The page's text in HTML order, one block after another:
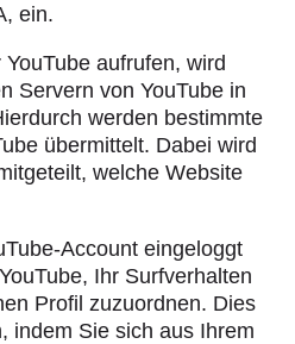
ein.
aufrufen, wird
Servern von YouTube in
werden bestimmte
übermittelt. Dabei wird
welche Website
Account eingeloggt
Ihr Surfverhalten
Profil zuzuordnen. Dies
indem Sie sich aus Ihrem